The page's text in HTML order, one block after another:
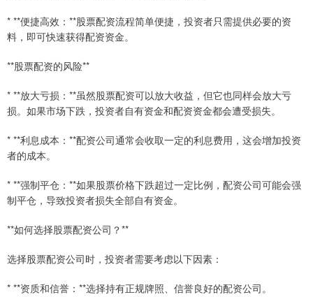
* **便捷高效：**股票配资流程简单便捷，投资者只需提供必要的资
料，即可快速获得配资资金。
**股票配资的风险**
* **放大亏损：**虽然股票配资可以放大收益，但它也同样会放大亏
损。如果市场下跌，投资者自有资金和配资资金都会遭受损失。
* **利息成本：**配资公司通常会收取一定的利息费用，这会增加投资
者的成本。
* **强制平仓：**如果股票价格下跌超过一定比例，配资公司可能会强
制平仓，导致投资者损失全部自有资金。
**如何选择股票配资公司？**
选择股票配资公司时，投资者需要考虑以下因素：
* **资质和信誉：**选择持有正规牌照、信誉良好的配资公司。